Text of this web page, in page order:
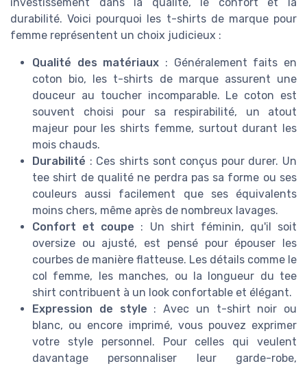
durabilité. Voici pourquoi les t-shirts de marque pour
femme représentent un choix judicieux :
Qualité des matériaux : Généralement faits en
coton bio, les t-shirts de marque assurent une
douceur au toucher incomparable. Le coton est
souvent choisi pour sa respirabilité, un atout
majeur pour les shirts femme, surtout durant les
mois chauds.
Durabilité : Ces shirts sont conçus pour durer. Un
tee shirt de qualité ne perdra pas sa forme ou ses
couleurs aussi facilement que ses équivalents
moins chers, même après de nombreux lavages.
Confort et coupe : Un shirt féminin, qu'il soit
oversize ou ajusté, est pensé pour épouser les
courbes de manière flatteuse. Les détails comme le
col femme, les manches, ou la longueur du tee
shirt contribuent à un look confortable et élégant.
Expression de style : Avec un t-shirt noir ou
blanc, ou encore imprimé, vous pouvez exprimer
votre style personnel. Pour celles qui veulent
davantage personnaliser leur garde-robe,